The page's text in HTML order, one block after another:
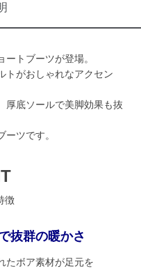
トブーツが登場。
トがおしゃれなアクセン
厚底ソールで美脚効果も抜
ツです。
徴
抜群の暖かさ
たボア素材が足元を